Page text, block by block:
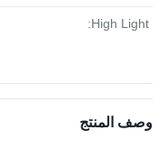
High Light:
وصف المنتج